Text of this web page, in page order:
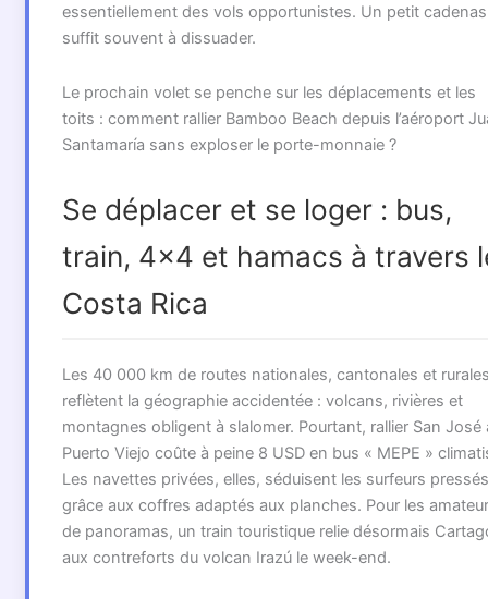
essentiellement des vols opportunistes. Un petit cadenas
suffit souvent à dissuader.
Le prochain volet se penche sur les déplacements et les
toits : comment rallier Bamboo Beach depuis l’aéroport
Santamaría sans exploser le porte-monnaie ?
Se déplacer et se loger : bus,
train, 4×4 et hamacs à travers
Costa Rica
Les 40 000 km de routes nationales, cantonales et
reflètent la géographie accidentée : volcans, rivières et
montagnes obligent à slalomer. Pourtant, rallier San José
Puerto Viejo coûte à peine 8 USD en bus « MEPE »
Les navettes privées, elles, séduisent les surfeurs pressés
grâce aux coffres adaptés aux planches. Pour les
de panoramas, un train touristique relie désormais
aux contreforts du volcan Irazú le week-end.